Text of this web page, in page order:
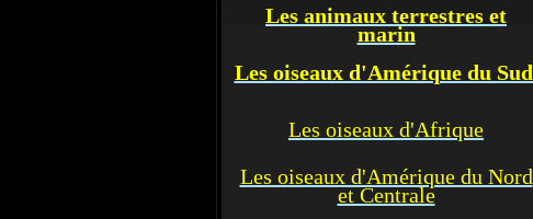
Les animaux terrestres et
marin
Les oiseaux d'Amérique du Sud
Les oiseaux d'Afrique
Les oiseaux d'Amérique du Nord
et Centrale